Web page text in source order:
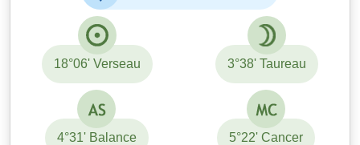
18°06' Verseau 3°38' Taureau
4°31' Balance 5°22' Cancer